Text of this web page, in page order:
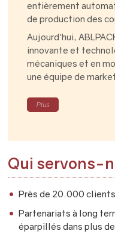
entièrement
de production des
Aujourd'hui,
innovante et
mécaniques et en
une équipe de
Plus
Qui servons-
Près de 20.000 clients
Partenariats à long
éparpillés dans plus